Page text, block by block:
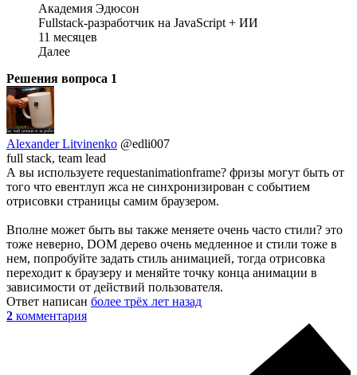
Академия Эдюсон
Fullstack-разработчик на JavaScript + ИИ
11 месяцев
Далее
Решения вопроса 1
Alexander Litvinenko @edli007
full stack, team lead
А вы используете requestanimationframe? фризы могут быть от
того что евентлуп жса не синхронизирован с событием
отрисовки страницы самим браузером.
Вполне может быть вы также меняете очень часто стили? это
тоже неверно, DOM дерево очень медленное и стили тоже в
нем, попробуйте задать стиль анимацией, тогда отрисовка
переходит к браузеру и меняйте точку конца анимации в
зависимости от действий пользователя.
Ответ написан более трёх лет назад
2 комментария